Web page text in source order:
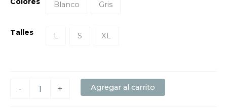
Blanco Gris
Talles L S XL
- + Agregar al carrito